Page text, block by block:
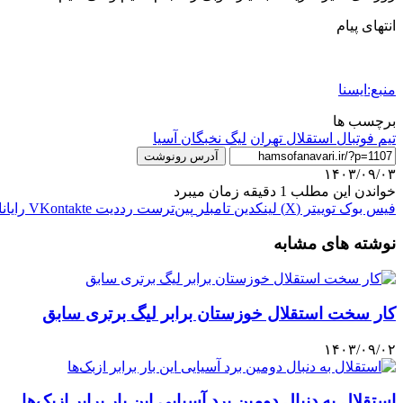
انتهای پیام
منبع:ایسنا
برچسب ها
تيم فوتبال استقلال تهران لیگ نخبگان آسیا
آدرس رونوشت
۱۴۰۳/۰۹/۰۳
خواندن این مطلب 1 دقیقه زمان میبرد
فیس بوک توییتر (X) لینکدین ‫تامبلر ‫پین‌ترست ‫رددیت ‫VKontakte
نوشته های مشابه
کار سخت استقلال خوزستان برابر لیگ برتری سابق
۱۴۰۳/۰۹/۰۲